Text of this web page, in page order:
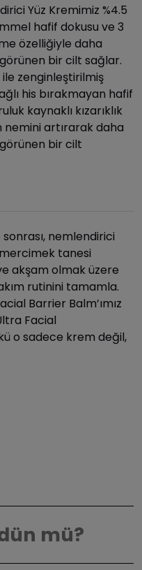
Yüz Kremimiz %4.5
hafif dokusu ve 3
özelliğiyle daha
bir cilt sağlar.
zenginleştirilmiş
his bırakmayan hafif
kaynaklı kızarıklık
nemini artırarak daha
görünen bir cilt
nemlendirici
tanesi
akşam olmak üzere
rutinini tamamla.
Barrier Balm’ımız
Facial
o sadece krem değil,
mü?